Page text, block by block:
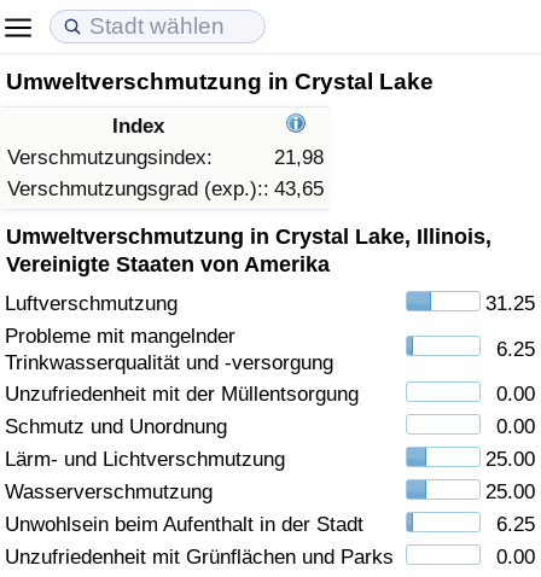
Umweltverschmutzung in Crystal Lake
Index
Verschmutzungsindex:
21,98
Verschmutzungsgrad (exp.):: 43,65
Umweltverschmutzung in Crystal Lake, Illinois,
Vereinigte Staaten von Amerika
Luftverschmutzung
31.25
Probleme mit mangelnder
Trinkwasserqualität und -versorgung
6.25
Unzufriedenheit mit der Müllentsorgung
0.00
Schmutz und Unordnung
0.00
Lärm- und Lichtverschmutzung
25.00
Wasserverschmutzung
25.00
Unwohlsein beim Aufenthalt in der Stadt
6.25
Unzufriedenheit mit Grünflächen und Parks
0.00
Lebenshaltungskosten
Lebenshaltungskosten-Index (aktuell)
Lebenshaltungskosten-Index
Lebenshaltungskosten-Index nach Land
in Akaba
Immobilienpreise
Immobilienpreis-Index (aktuell)
Immobilienpreis-Index
Immobilienpreis-Index nach Land
Lebensqualität
Lebensqualität-Index
Lebensqualität-Index (aktuell)
Lebensqualitätsindex nach Land
Kriminalität
Kriminalitäts-Index (aktuell)
Kriminalitäts-Index
Kriminalitätsindex nach Land